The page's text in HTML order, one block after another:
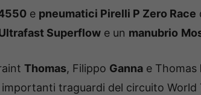
e pneumatici Pirelli P Zero Race
Superflow e un manubrio
Thomas, Filippo Ganna e Thomas
traguardi del circuito World